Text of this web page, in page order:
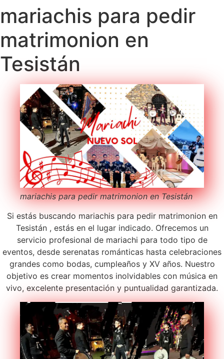
mariachis para pedir
matrimonion en
Tesistán
mariachis para pedir matrimonion en Tesistán
Si estás buscando mariachis para pedir matrimonion en
Tesistán , estás en el lugar indicado. Ofrecemos un
servicio profesional de mariachi para todo tipo de
eventos, desde serenatas románticas hasta celebraciones
grandes como bodas, cumpleaños y XV años. Nuestro
objetivo es crear momentos inolvidables con música en
vivo, excelente presentación y puntualidad garantizada.